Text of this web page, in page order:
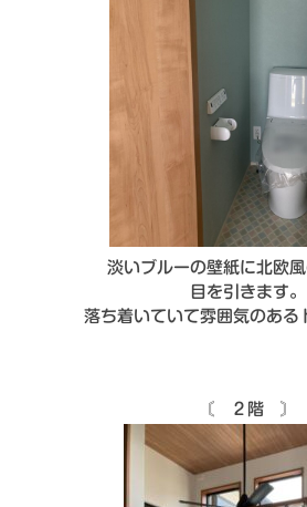
淡いブルーの壁紙に北欧
目を引きます。
落ち着いていて雰囲気のある
〘 ２階 〙